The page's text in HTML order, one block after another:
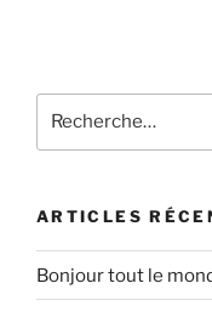
ARTICLES
Bonjour tout le